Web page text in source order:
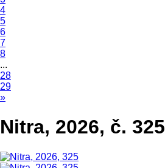
4
5
6
7
8
...
28
29
»
Nitra, 2026, č. 325